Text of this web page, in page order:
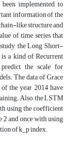
implemented to
information of the
like structure and
of time series that
the Long Short-
a kind of Recurrent
the scale for
The data of Grace
the year 2014 have
Also, the LSTM
using the coefficient
and once with using
of k_p index.